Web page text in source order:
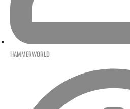
HAMMERWORLD